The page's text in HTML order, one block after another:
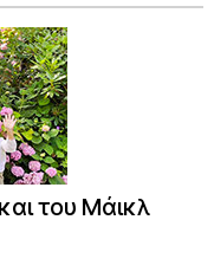
του Μάικλ